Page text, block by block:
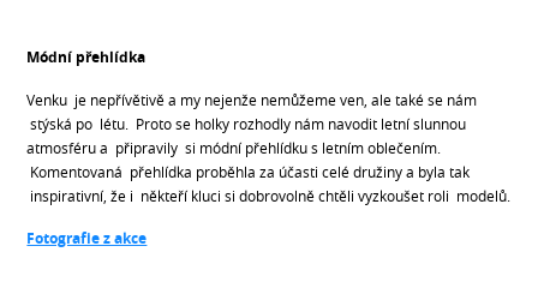
Módní přehlídka
Venku je nepřívětivě a my nejenže nemůžeme ven, ale také se nám
stýská po létu. Proto se holky rozhodly nám navodit letní slunnou
atmosféru a připravily si módní přehlídku s letním oblečením.
Komentovaná přehlídka proběhla za účasti celé družiny a byla tak
inspirativní, že i někteří kluci si dobrovolně chtěli vyzkoušet roli modelů.
Fotografie z akce